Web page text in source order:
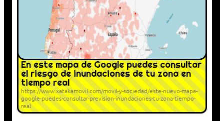
En este mapa de Google puedes consultar
el riesgo de inundaciones de tu zona en
tiempo real
https://www.xatakamovil.com/movil-y-sociedad/este-nuevo-mapa-
google-puedes-consultar-prevision-inundaciones-tu-zona-tiempo-
real